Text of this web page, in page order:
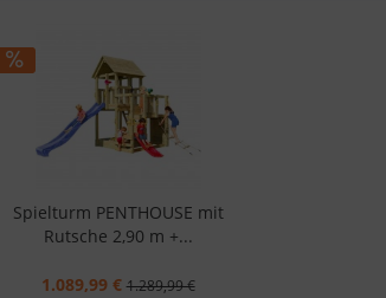
Spielturm PENTHOUSE mit
Rutsche 2,90 m +...
1.089,99 € 1.289,99 €